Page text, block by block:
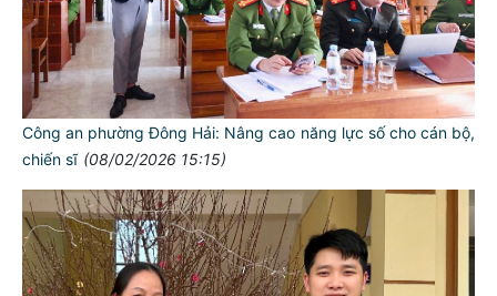
Công an phường Đông Hải: Nâng cao năng lực số cho cán bộ,
chiến sĩ (08/02/2026 15:15)